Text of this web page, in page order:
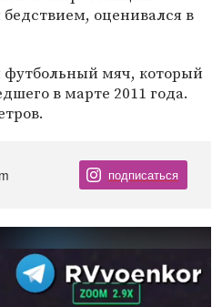
оценивался в
футбольный мяч, который
в марте 2011 года.
подписаться